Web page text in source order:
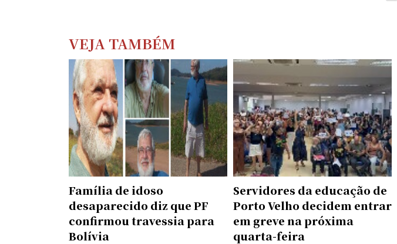
VEJA TAMBÉM
Família de idoso
desaparecido diz que PF
confirmou travessia para
Bolívia
Servidores da educação de
Porto Velho decidem entrar
em greve na próxima
quarta-feira